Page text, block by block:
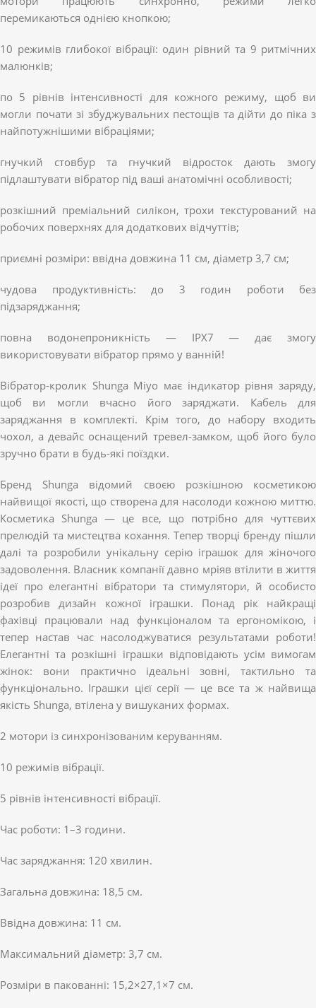
перемикаються однією кнопкою;
10 режимів глибокої вібрації: один рівний та 9 ритмічних
малюнків;
по 5 рівнів інтенсивності для кожного режиму, щоб ви
могли почати зі збуджувальних пестощів та дійти до піка з
найпотужнішими вібраціями;
гнучкий стовбур та гнучкий відросток дають змогу
підлаштувати вібратор під ваші анатомічні особливості;
розкішний преміальний силікон, трохи текстурований на
робочих поверхнях для додаткових відчуттів;
приємні розміри: ввідна довжина 11 см, діаметр 3,7 см;
чудова продуктивність: до 3 годин роботи без
підзаряджання;
повна водонепроникність — IPX7 — дає змогу
використовувати вібратор прямо у ванній!
Вібратор-кролик Shunga Miyo має індикатор рівня заряду,
щоб ви могли вчасно його заряджати. Кабель для
заряджання в комплекті. Крім того, до набору входить
чохол, а девайс оснащений тревел-замком, щоб його було
зручно брати в будь-які поїздки.
Бренд Shunga відомий своєю розкішною косметикою
найвищої якості, що створена для насолоди кожною миттю.
Косметика Shunga — це все, що потрібно для чуттєвих
прелюдій та мистецтва кохання. Тепер творці бренду пішли
далі та розробили унікальну серію іграшок для жіночого
задоволення. Власник компанії давно мріяв втілити в життя
ідеї про елегантні вібратори та стимулятори, й особисто
розробив дизайн кожної іграшки. Понад рік найкращі
фахівці працювали над функціоналом та ергономікою, і
тепер настав час насолоджуватися результатами роботи!
Елегантні та розкішні іграшки відповідають усім вимогам
жінок: вони практично ідеальні зовні, тактильно та
функціонально. Іграшки цієї серії — це все та ж найвища
якість Shunga, втілена у вишуканих формах.
2 мотори із синхронізованим керуванням.
10 режимів вібрації.
5 рівнів інтенсивності вібрації.
Час роботи: 1–3 години.
Час заряджання: 120 хвилин.
Загальна довжина: 18,5 см.
Ввідна довжина: 11 см.
Максимальний діаметр: 3,7 см.
Розміри в пакованні: 15,2×27,1×7 см.